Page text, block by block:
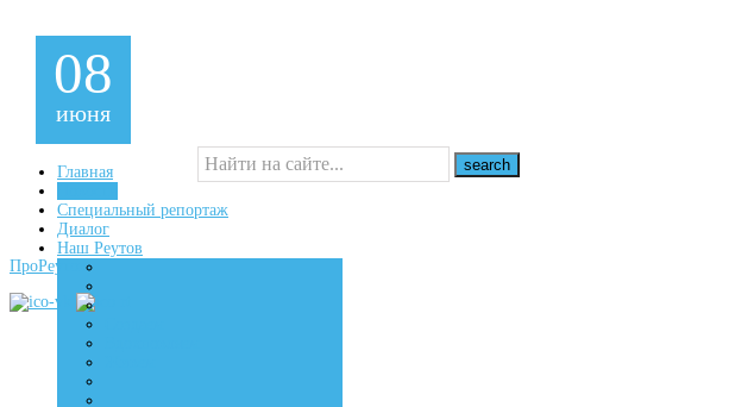
16+
ПроРеутов
Главная
Специальный репортаж
Диалог
Наш Реутов
08
июня